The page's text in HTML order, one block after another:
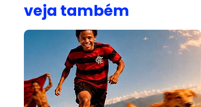
veja também